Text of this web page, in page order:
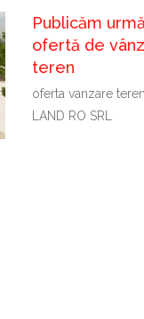
Publicăm
ofertă de
teren
oferta vanzare
LAND RO SRL